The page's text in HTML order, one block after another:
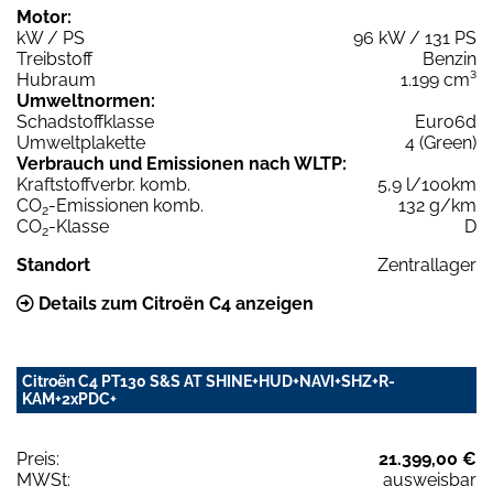
Motor:
kW / PS
96 kW / 131 PS
Treibstoff
Benzin
Hubraum
1.199 cm³
Umweltnormen:
Schadstoffklasse
Euro6d
Umweltplakette
4 (Green)
Verbrauch und Emissionen nach WLTP:
Kraftstoffverbr. komb.
5,9 l/100km
CO2-Emissionen komb.
132 g/km
CO2-Klasse
D
Standort
Zentrallager
Details zum Citroën C4 anzeigen
Citroën C4 PT130 S&S AT SHINE+HUD+NAVI+SHZ+R-
KAM+2xPDC+
Preis:
21.399,00 €
MWSt:
ausweisbar